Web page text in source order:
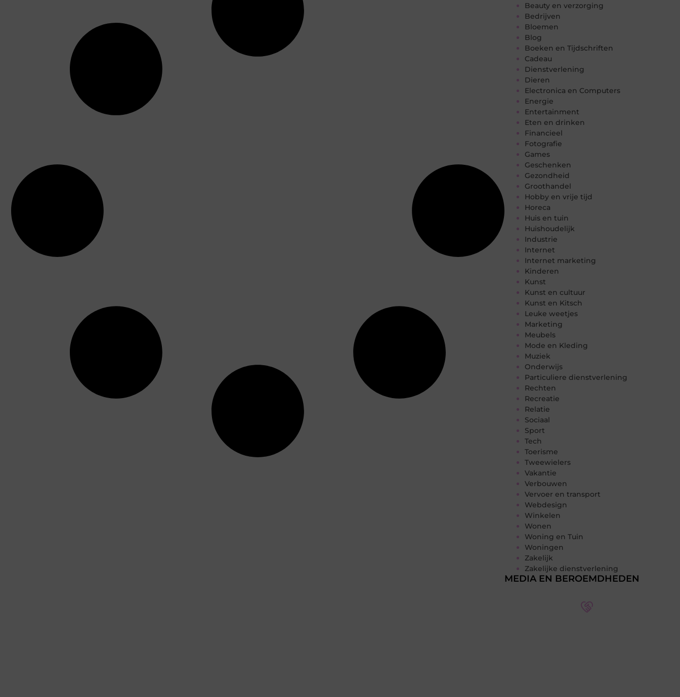
Beauty en verzorging
Bedrijven
Bloemen
Blog
Boeken en Tijdschriften
Cadeau
Dienstverlening
Dieren
Electronica en Computers
Energie
Entertainment
Eten en drinken
Financieel
Fotografie
Games
Geschenken
Gezondheid
Groothandel
Hobby en vrije tijd
Horeca
Huis en tuin
Huishoudelijk
Industrie
Internet
Internet marketing
Kinderen
Kunst
Kunst en cultuur
Kunst en Kitsch
Leuke weetjes
Marketing
Meubels
Mode en Kleding
Muziek
Onderwijs
Particuliere dienstverlening
Rechten
Recreatie
Relatie
Sociaal
Sport
Tech
Toerisme
Tweewielers
Vakantie
Verbouwen
Vervoer en transport
Webdesign
Winkelen
Wonen
Woning en Tuin
Woningen
Zakelijk
Zakelijke dienstverlening
MEDIA EN BEROEMDHEDEN